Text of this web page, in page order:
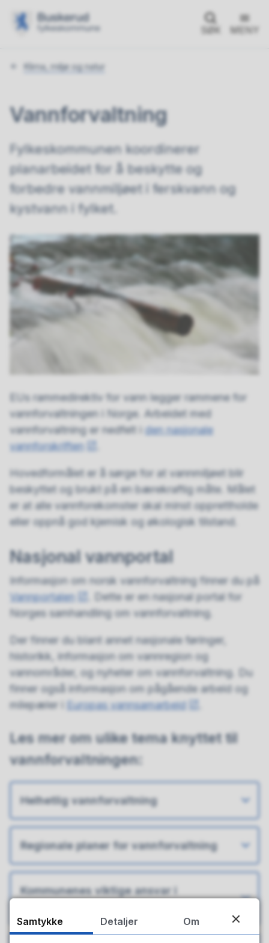
SØK MENY
Du
Klima, miljø og natur
Vannforvaltning
Fylkeskommunen koordinerer
planarbeidet for å beskytte og
forbedre vannmiljøet i ferskvann og
kystvann i fylket.
EUs rammedirektiv for vann legger rammene for
vannforvaltningen i Norge. Arbeidet med
vannforvaltning er nedfelt i den nasjonale
vannforskriften
Hovedformålet er å sørge for at vannmiljøet blir
beskyttet og brukt på en bærekraftig måte. Målet
er at alle vannforekomster skal minst opprettholde
eller oppnå god kjemisk og økologisk tilstand.
Nasjonal vannportal
Informasjon om norsk vannforvaltning finner du på
Vannportalen
. Dette er en nasjonal portal for
Norges samhandling om vannforvaltning.
Der finner du blant annet nasjonale føringer,
historikk, informasjon om vannregion og
vannområder, og nyheter om vannforvaltning. Du
finner også informasjon om pågående arbeid og
milepæler i
Europas vannsamarbeid
Les mer om ulike tema knyttet til
vannforvaltningen:
Helhetlig vannforvaltning
Regionale planer for vannforvaltning
Kommunenes viktige ansvar i
Samtykke Detaljer Om